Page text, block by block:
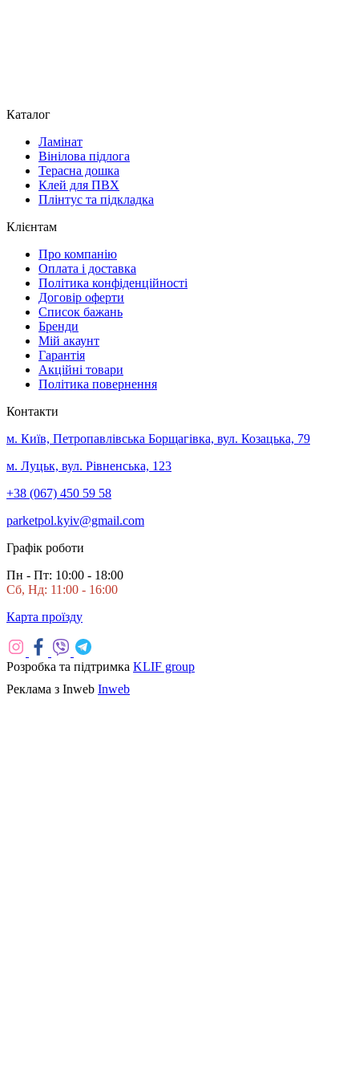
Каталог
Ламінат
Вінілова підлога
Терасна дошка
Клей для ПВХ
Плінтус та підкладка
Клієнтам
Про компанію
Оплата і доставка
Політика конфіденційності
Договір оферти
Список бажань
Бренди
Мій акаунт
Гарантія
Акційні товари
Політика повернення
Контакти
м. Київ, Петропавлівська Борщагівка, вул. Козацька, 79
м. Луцьк, вул. Рівненська, 123
+38 (067) 450 59 58
parketpol.kyiv@gmail.com
Графік роботи
Пн - Пт: 10:00 - 18:00
Сб, Нд: 11:00 - 16:00
Карта проїзду
Розробка та підтримка KLIF group
Реклама з Inweb Inweb